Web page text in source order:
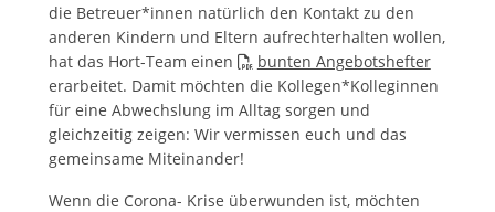
die Betreuer*innen natürlich den Kontakt zu den
anderen Kindern und Eltern aufrechterhalten wollen,
hat das Hort-Team einen
bunten Angebotshefter
erarbeitet. Damit möchten die Kollegen*Kolleginnen
für eine Abwechslung im Alltag sorgen und
gleichzeitig zeigen: Wir vermissen euch und das
gemeinsame Miteinander!
Wenn die Corona- Krise überwunden ist, möchten